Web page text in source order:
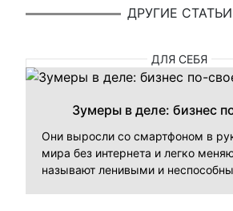
ДРУГИЕ СТАТЬИ
ДЛЯ СЕБЯ
Зумеры в деле: бизнес
Они выросли со смартфоном в
мира без интернета и легко
называют ленивыми и